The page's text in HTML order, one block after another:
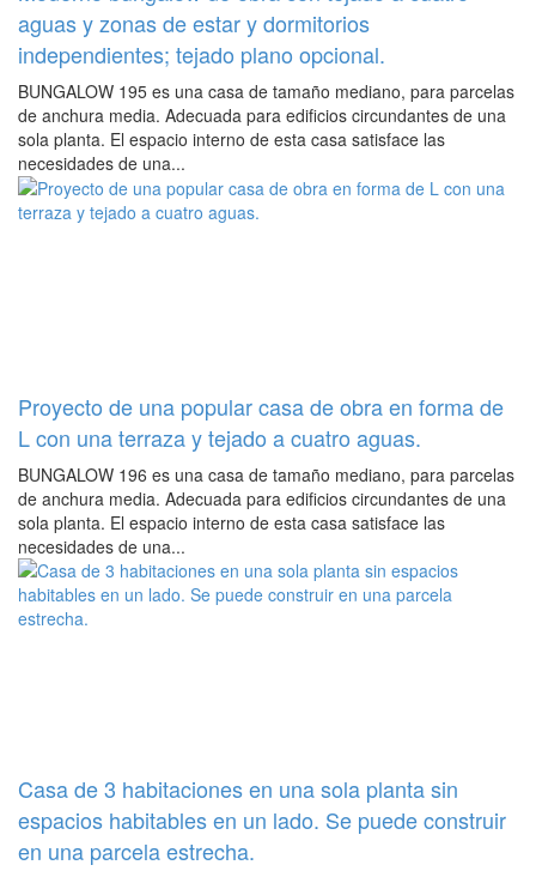
aguas y zonas de estar y dormitorios
independientes; tejado plano opcional.
BUNGALOW 195 es una casa de tamaño mediano, para parcelas
de anchura media. Adecuada para edificios circundantes de una
sola planta. El espacio interno de esta casa satisface las
necesidades de una...
Proyecto de una popular casa de obra en forma de
L con una terraza y tejado a cuatro aguas.
BUNGALOW 196 es una casa de tamaño mediano, para parcelas
de anchura media. Adecuada para edificios circundantes de una
sola planta. El espacio interno de esta casa satisface las
necesidades de una...
Casa de 3 habitaciones en una sola planta sin
espacios habitables en un lado. Se puede construir
en una parcela estrecha.